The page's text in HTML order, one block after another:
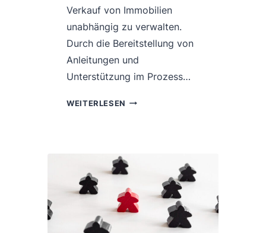
Verkauf von Immobilien
unabhängig zu verwalten.
Durch die Bereitstellung von
Anleitungen und
Unterstützung im Prozess…
WEITERLESEN FÜHRUNG
COHEN-
BRADFORD-
METHODE
BEI